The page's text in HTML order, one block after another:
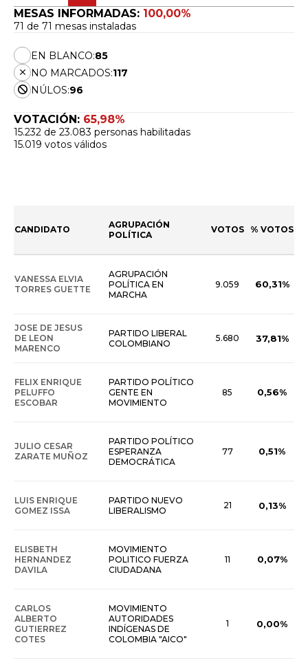
MESAS INFORMADAS: 100,00%
71 de 71 mesas instaladas
EN BLANCO:85
NO MARCADOS:117
NÚLOS:96
VOTACIÓN: 65,98%
15.232 de 23.083 personas habilitadas
15.019 votos válidos
CANDIDATO
AGRUPACIÓN
POLÍTICA
VOTOS % VOTOS
VANESSA ELVIA
TORRES GUETTE
AGRUPACIÓN
POLÍTICA EN
MARCHA
9.059 60,31%
JOSE DE JESUS
DE LEON
MARENCO
PARTIDO LIBERAL
COLOMBIANO
5.680 37,81%
FELIX ENRIQUE
PELUFFO
ESCOBAR
PARTIDO POLÍTICO
GENTE EN
MOVIMIENTO
85 0,56%
JULIO CESAR
ZARATE MUÑOZ
PARTIDO POLÍTICO
ESPERANZA
DEMOCRÁTICA
77 0,51%
LUIS ENRIQUE
GOMEZ ISSA
PARTIDO NUEVO
LIBERALISMO
21 0,13%
ELISBETH
HERNANDEZ
DAVILA
MOVIMIENTO
POLITICO FUERZA
CIUDADANA
11 0,07%
CARLOS
ALBERTO
GUTIERREZ
COTES
MOVIMIENTO
AUTORIDADES
INDÍGENAS DE
COLOMBIA "AICO"
1 0,00%